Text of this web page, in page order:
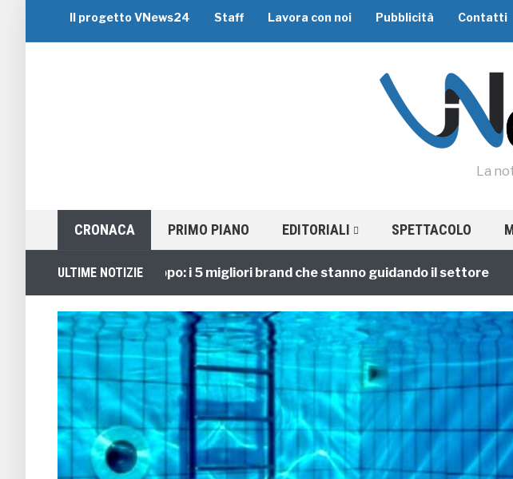
Il progetto VNews24 Staff Lavora con noi Pubblicità Contatti
La
CRONACA PRIMO PIANO EDITORIALI SPETTACOLO
ULTIME NOTIZIE
Viaggi di Gruppo: i 5 migliori brand che stanno guidando il settore 1